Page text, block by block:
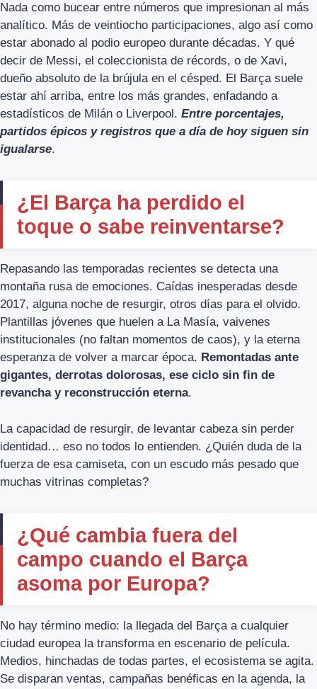
Nada como bucear entre números que impresionan al más
analítico. Más de veintiocho participaciones, algo así como
estar abonado al podio europeo durante décadas. Y qué
decir de Messi, el coleccionista de récords, o de Xavi,
dueño absoluto de la brújula en el césped. El Barça suele
estar ahí arriba, entre los más grandes, enfadando a
estadísticos de Milán o Liverpool. Entre porcentajes,
partidos épicos y registros que a día de hoy siguen sin
igualarse.
¿El Barça ha perdido el
toque o sabe reinventarse?
Repasando las temporadas recientes se detecta una
montaña rusa de emociones. Caídas inesperadas desde
2017, alguna noche de resurgir, otros días para el olvido.
Plantillas jóvenes que huelen a La Masía, vaivenes
institucionales (no faltan momentos de caos), y la eterna
esperanza de volver a marcar época. Remontadas ante
gigantes, derrotas dolorosas, ese ciclo sin fin de
revancha y reconstrucción eterna.
La capacidad de resurgir, de levantar cabeza sin perder
identidad… eso no todos lo entienden. ¿Quién duda de la
fuerza de esa camiseta, con un escudo más pesado que
muchas vitrinas completas?
¿Qué cambia fuera del
campo cuando el Barça
asoma por Europa?
No hay término medio: la llegada del Barça a cualquier
ciudad europea la transforma en escenario de película.
Medios, hinchadas de todas partes, el ecosistema se agita.
Se disparan ventas, campañas benéficas en la agenda, la